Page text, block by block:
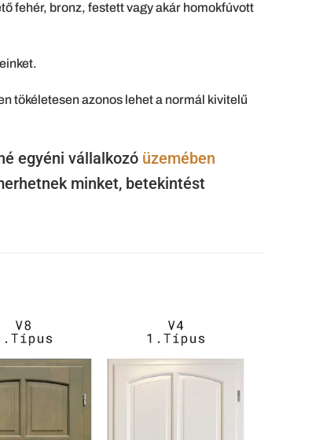
fehér, bronz, festett vagy akár homokfúvott
tökéletesen azonos lehet a normál kivitelű
egyéni vállalkozó üzemében
minket, betekintést